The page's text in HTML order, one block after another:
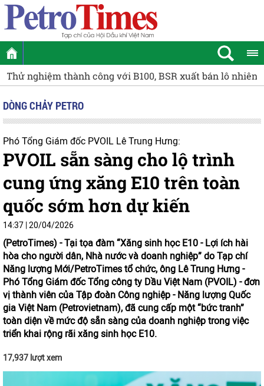
lô nhiên liệu Diesel sinh học B5 đầu tiên Cụm Khí -
DÒNG CHẢY PETRO
Phó Tổng Giám đốc PVOIL Lê Trung Hưng:
PVOIL sẵn sàng cho lộ trình
cung ứng xăng E10 trên toàn
quốc sớm hơn dự kiến
14:37 | 20/04/2026
(PetroTimes) -Tại tọa đàm “Xăng sinh học E10 - Lợi ích hài
hòa cho người dân, Nhà nước và doanh nghiệp” do Tạp chí
Năng lượng Mới/PetroTimes tổ chức, ông Lê Trung Hưng -
Phó Tổng Giám đốc Tổng công ty Dầu Việt Nam (PVOIL) - đơn
vị thành viên của Tập đoàn Công nghiệp - Năng lượng Quốc
gia Việt Nam (Petrovietnam), đã cung cấp một “bức tranh”
toàn diện về mức độ sẵn sàng của doanh nghiệp trong việc
triển khai rộng rãi xăng sinh học E10.
17,937 lượt xem